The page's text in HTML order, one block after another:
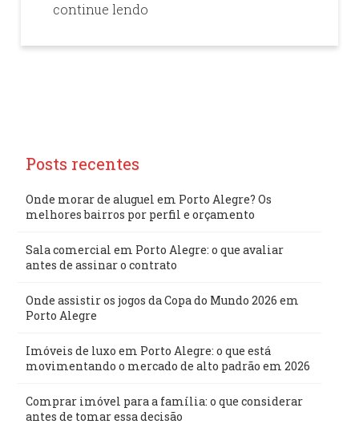
continue lendo
Posts recentes
Onde morar de aluguel em Porto Alegre? Os
melhores bairros por perfil e orçamento
Sala comercial em Porto Alegre: o que avaliar
antes de assinar o contrato
Onde assistir os jogos da Copa do Mundo 2026 em
Porto Alegre
Imóveis de luxo em Porto Alegre: o que está
movimentando o mercado de alto padrão em 2026
Comprar imóvel para a família: o que considerar
antes de tomar essa decisão